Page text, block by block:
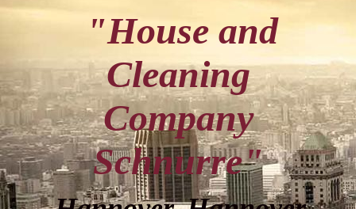
"House and
Cleaning
Company
Schnurre"